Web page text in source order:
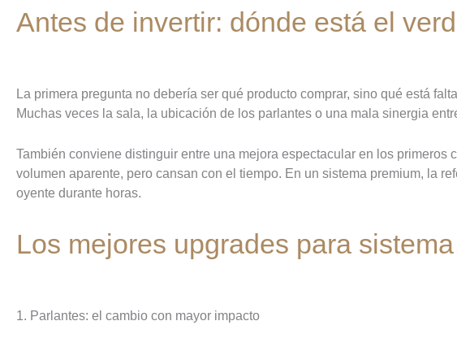
Antes de invertir: dónde está el
La primera pregunta no debería ser qué producto comprar, sino qué está
Muchas veces la sala, la ubicación de los parlantes o una mala sinergia
También conviene distinguir entre una mejora espectacular en los
volumen aparente, pero cansan con el tiempo. En un sistema premium, la
oyente durante horas.
Los mejores upgrades para
1. Parlantes: el cambio con mayor impacto